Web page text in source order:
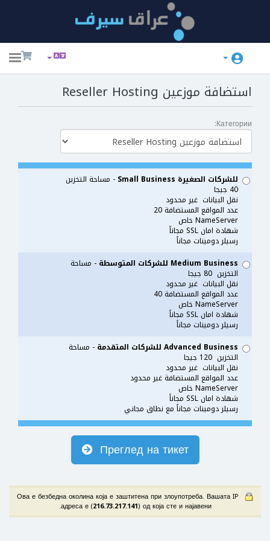
استضافة موزعين Reseller Hosting
Категории:
للشركات الصغيرة Small Business - مساحة التخزين
40 جيجا
نقل البيانات غير محدود
عدد المواقع المستضافة 20
NameServer خاص
شهادة امان SSL مجاناً
رسيلر دومينات مجاناً
Medium Business للشركات المتوسطة
- مساحة
التخزين 80 جيجا
نقل البيانات غير محدود
عدد المواقع المستضافة 40
NameServer خاص
شهادة امان SSL مجاناً
رسيلر دومينات مجاناً
Advanced Business للشركات المتقدمة
- مساحة
التخزين 120 جيجا
نقل البيانات غير محدود
عدد المواقع المستضافة غير محدود
NameServer خاص
شهادة امان SSL مجاناً
رسيلر دومينات مجاناً مع نطاق مجاني
Преглед на тикет
Ова е безбедна околина која е заштитена при злоупотреба. Вашата IP
адреса е (216.73.217.141) од која сте и најавени.